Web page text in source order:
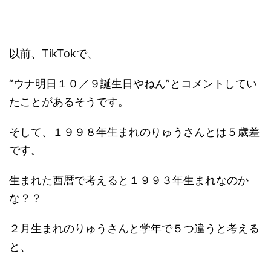
以前、TikTokで、
“ウナ明日１０／９誕生日やねん”とコメントしてい
たことがあるそうです。
そして、１９９８年生まれのりゅうさんとは５歳差
です。
生まれた西暦で考えると１９９３年生まれなのか
な？？
２月生まれのりゅうさんと学年で５つ違うと考える
と、